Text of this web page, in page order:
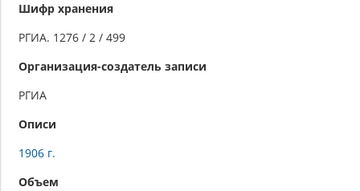
Шифр хранения
РГИА. 1276 / 2 / 499
Организация-создатель записи
РГИА
Описи
1906 г.
Объем